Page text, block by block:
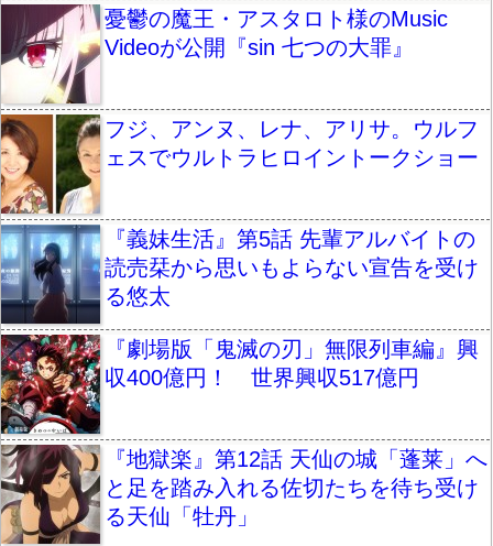
憂鬱の魔王・アスタロト様のMusic
Videoが公開『sin 七つの大罪』
フジ、アンヌ、レナ、アリサ。ウルフ
ェスでウルトラヒロイントークショー
『義妹生活』第5話 先輩アルバイトの
読売栞から思いもよらない宣告を受け
る悠太
『劇場版「鬼滅の刃」無限列車編』興
収400億円！ 世界興収517億円
『地獄楽』第12話 天仙の城「蓬莱」へ
と足を踏み入れる佐切たちを待ち受け
る天仙「牡丹」